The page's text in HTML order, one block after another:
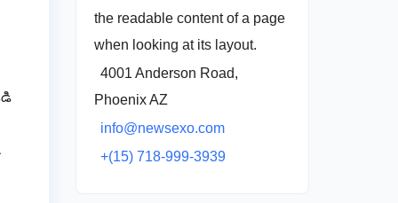
the readable content of a page
when looking at its layout.
4001 Anderson Road,
Phoenix AZ
info@newsexo.com
+(15) 718-999-3939